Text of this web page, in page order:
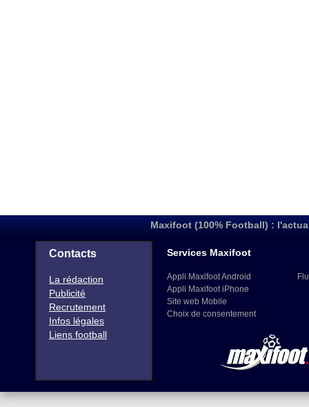
Maxifoot (100% Football) :
Contacts
La rédaction
Publicité
Recrutement
Infos légales
Liens football
Services Maxifoot
Appli Maxifoot Android
Appli Maxifoot iPhone
Site web Mobile
Choix de consentement